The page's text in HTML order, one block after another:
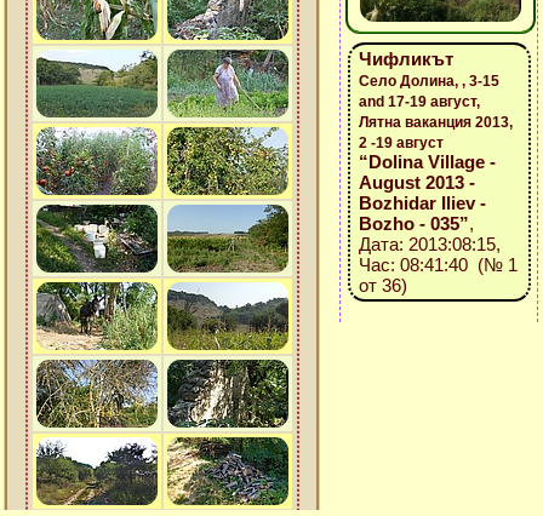
Чифликът
Село Долина, , 3-15
and 17-19 август,
Лятна ваканция 2013,
2 -19 август
“Dolina Village -
August 2013 -
Bozhidar Iliev -
Bozho - 035”,
Дата: 2013:08:15,
Час: 08:41:40 (№ 1
от 36)